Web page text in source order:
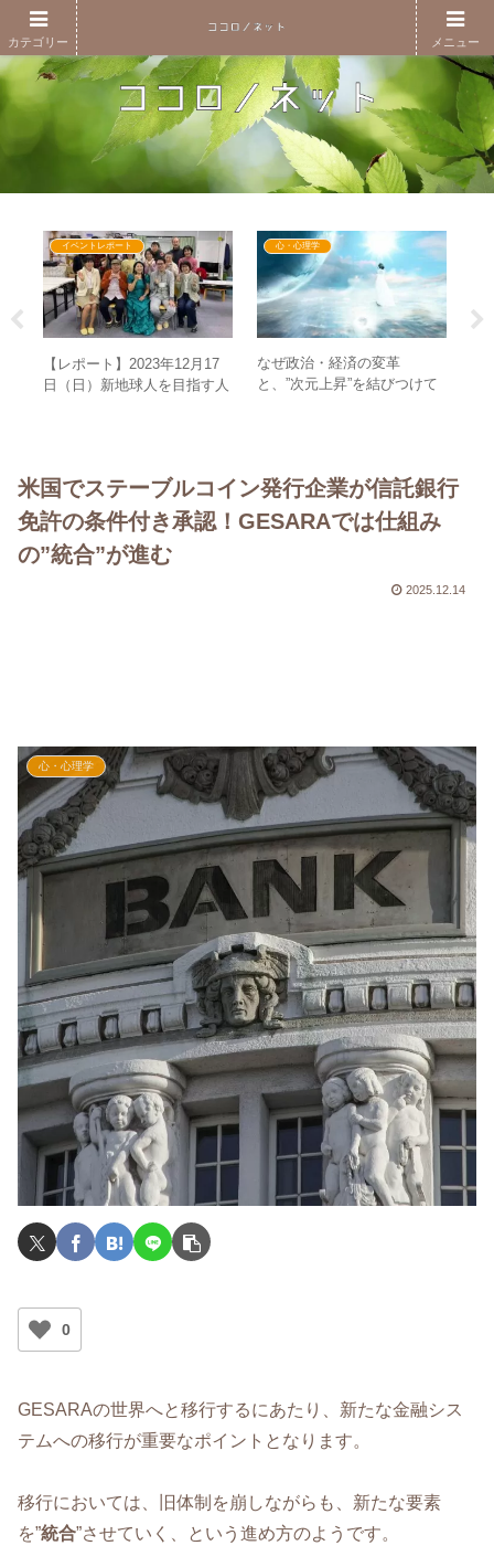
イベントレポート
【レポート】2023年12月17
日（日）新地球人を目指す人
心・心理学
なぜ政治・経済の変革
と、”次元上昇”を結びつけて
米国でステーブルコイン発行企業が信託銀行
免許の条件付き承認！GESARAでは仕組み
の”統合”が進む
2025.12.14
心・心理学
0
GESARAの世界へと移行するにあたり、新たな金融シス
テムへの移行が重要なポイントとなります。
移行においては、旧体制を崩しながらも、新たな要素
を”統合”させていく、という進め方のようです。
カテゴリー メニュー